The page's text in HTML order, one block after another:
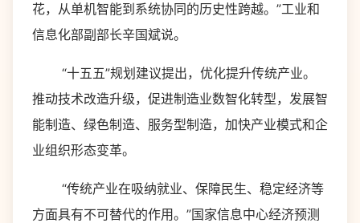
花，从单机智能到系统协同的历史性跨越。”工业和
信息化部副部长辛国斌说。
“十五五”规划建议提出，优化提升传统产业。
推动技术改造升级，促进制造业数智化转型，发展智
能制造、绿色制造、服务型制造，加快产业模式和企
业组织形态变革。
“传统产业在吸纳就业、保障民生、稳定经济等
方面具有不可替代的作用。”国家信息中心经济预测